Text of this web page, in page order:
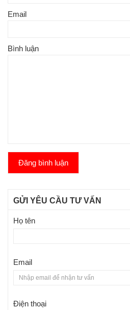
Email
Bình luận
Đăng bình luận
GỬI YÊU CẦU TƯ VẤN
Họ tên
Email
Điện thoại